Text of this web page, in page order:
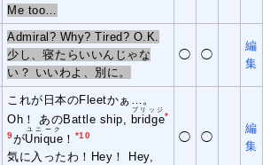
Me too…
Admiral? Why? Tired? O.K.
少し、寝たらいいんじゃな
い？ いいわよ、別に。
◯ ◯
編
集
これが日本のFleetかぁ…。
Oh！ あのBattle ship, bridge
ブリッジ
*
9がUnique
ユニーク
！ *10
気に入ったわ！Hey！ Hey,
◯ ◯
編
集